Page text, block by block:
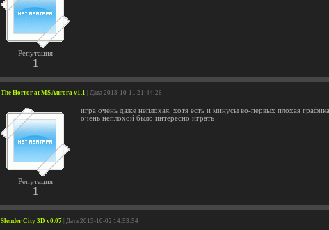
Репутация
1
The Horror at MS Aurora v1.1 | Дата 2013-10-11 21:44:26
Репутация
1
игра очень даже неплохая, хотя есть и минусы во-первых плохая
очень неплохой было интересно играть
Slender Сity 3D v0.07 | Дата 2013-10-02 14:53:54